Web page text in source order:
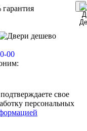
гарантия
00
свое
персональных